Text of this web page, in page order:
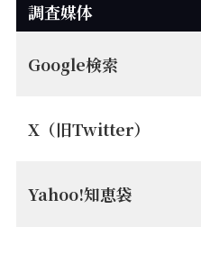
調査媒体
Google検索
X（旧Twitter）
Yahoo!知恵袋